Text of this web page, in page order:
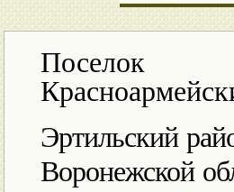
Поселок
Эртильский
Воронежской